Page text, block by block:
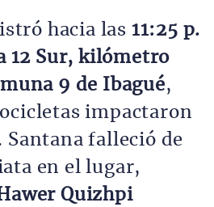
hacia las 11:25 p.
12 Sur, kilómetro
9 de Ibagué,
impactaron
falleció de
en el lugar,
Quizhpi